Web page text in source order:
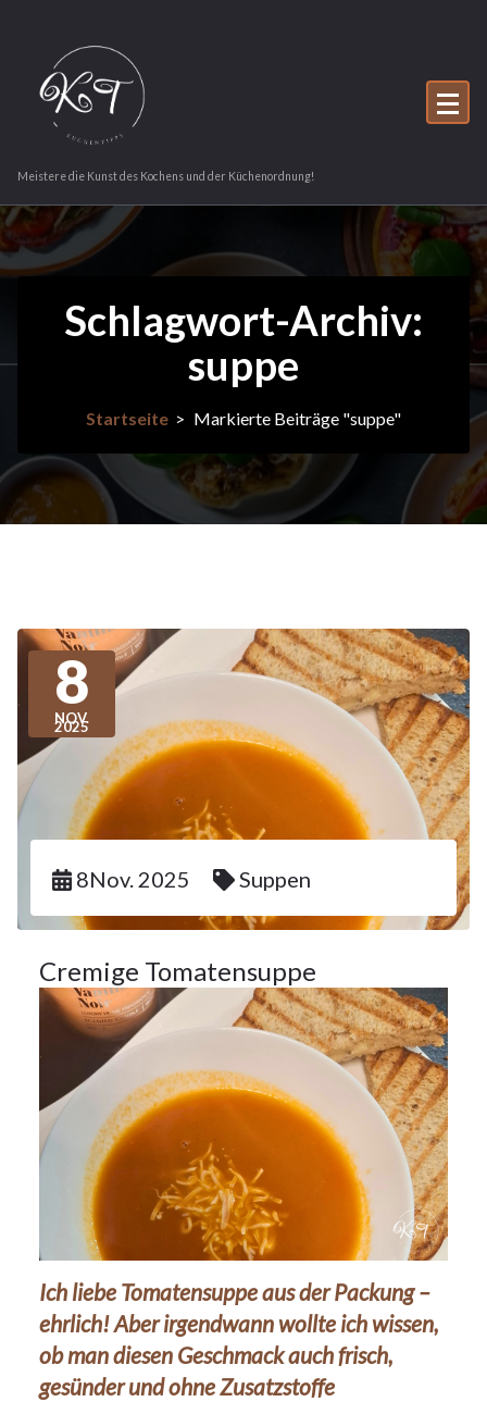
springen
Meistere die Kunst des Kochens und der Küchenordnung!
Schlagwort-Archiv:
suppe
Startseite> Markierte Beiträge "suppe"
8
NOV.
2025
8Nov. 2025 Suppen
Cremige Tomatensuppe
Ich liebe Tomatensuppe aus der Packung –
ehrlich! Aber irgendwann wollte ich wissen,
ob man diesen Geschmack auch frisch,
gesünder und ohne Zusatzstoffe